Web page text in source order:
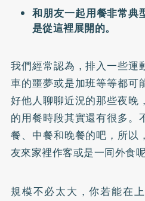
和朋友一起用餐非常典
是從這裡展開的。
我們經常認為，排入一些運
車的噩夢或是加班等等都可
好他人聊聊近況的那些夜晚
的用餐時段其實還有很多。
餐、中餐和晚餐的吧，所以
友來家裡作客或是一同外食
規模不必太大，你若能在